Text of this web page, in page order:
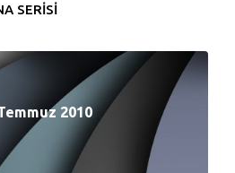
SERİSİ
2010
2010